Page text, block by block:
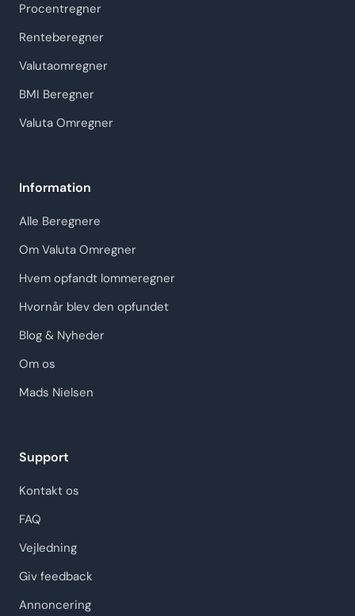
Procentregner
Renteberegner
Valutaomregner
BMI Beregner
Valuta Omregner
Information
Alle Beregnere
Om Valuta Omregner
Hvem opfandt lommeregner
Hvornår blev den opfundet
Blog & Nyheder
Om os
Mads Nielsen
Support
Kontakt os
FAQ
Vejledning
Giv feedback
Annoncering